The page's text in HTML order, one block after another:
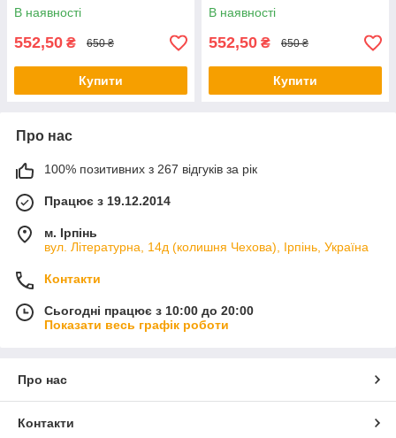
В наявності
552,50 ₴ 650 ₴
Купити
В наявності
552,50 ₴ 650 ₴
Купити
Про нас
100% позитивних з 267 відгуків за рік
Працює з 19.12.2014
м. Ірпінь
вул. Літературна, 14д (колишня Чехова), Ірпінь, Україна
Контакти
Сьогодні працює з 10:00 до 20:00
Показати весь графік роботи
Про нас
Контакти